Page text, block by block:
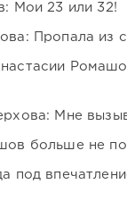
Мои 23 или 32!
Пропала из
Мне
больше не
под